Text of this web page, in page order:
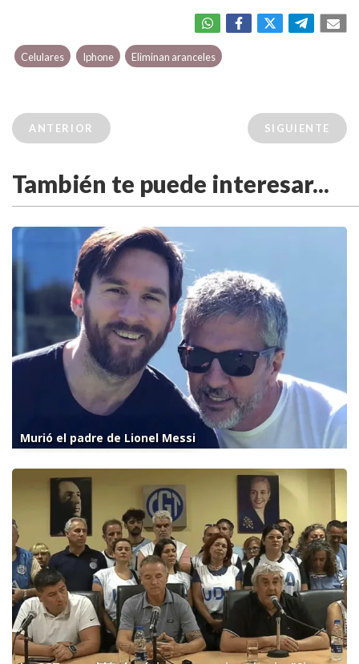
Celulares Iphone Eliminan aranceles
ANTERIOR SIGUIENTE
También te puede interesar...
Murió el padre de Lionel Messi